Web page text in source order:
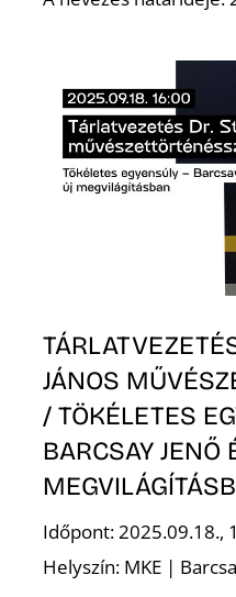
JÁNOS
/ TÖKÉLETES
BARCSAY JENŐ
Időpont: 2025.09.18.,
Helyszín: MKE |